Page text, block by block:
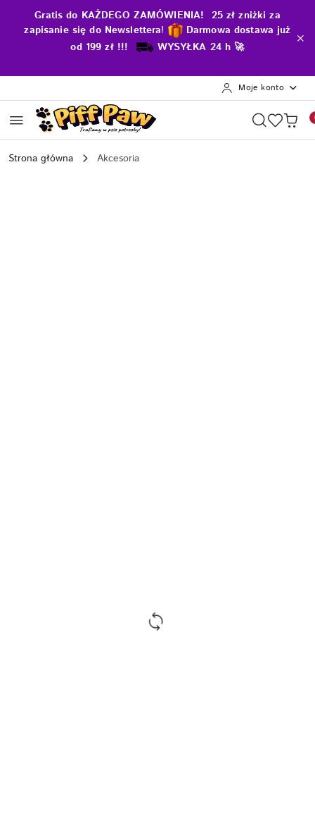
Przejdź do treści głównej
Przejdź do wyszukiwarki
Przejdź do moje konto
Przejdź do menu głównego
Przejdź do opisu produktu
Przejdź do stopki
Gratis do KAŻDEGO ZAMÓWIENIA! 25 zł zniżki za
zapisanie się do Newslettera! Darmowa dostawa już
od 199 zł !!!
WYSYŁKA 24 h 🚀
Moje konto
Strona główna Akcesoria